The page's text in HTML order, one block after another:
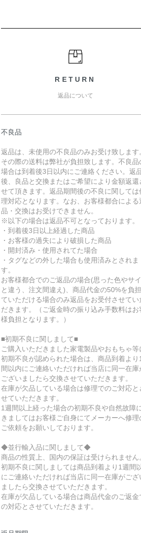
RETURN
返品について
不良品
返品は、未使用の不良品のみお受け致します
その際の送料は弊社が負担致します。不良品
場合は到着後3日以内にご連絡ください。返
後、良品と交換またはご希望により金額返還
せて頂きます。返品期間後の不良に関しては
理対応となります。なお、お客様都合による
品・交換はお受けできません。
※以下の場合は返品不可となっております。
・到着後3日以上経過した商品
・お客様の過失により破損した商品
・開封済み・使用されてた場合
・タグなどの外した場合も使用済みとされま
す。
お客様都合でのご返品の場合(思った色やサ
と違う、注文間違え)、商品代金の50%を負
ていただける場合のみ返品をお受付させてい
だきます。（ご返金時の振り込み手数料はお
様負担となります。）
■初期不良に関しまして■
ご購入いただきました家電製品やおもちゃ等
初期不良が認められた場合は、商品到着より
間以内にご連絡いただければ当店に同一在庫
ございましたら交換させていただきます。
在庫が欠品している場合は修理でのご対応と
せていただきます。
1週間以上経った場合の初期不良や自然故障
きましてはお客様ご自身にてメーカーへ修理
ご依頼をお願いしております。
◆並行輸入品に関しまして◆
商品の性質上、国内の保証は受けられません
初期不良に関しましては商品到着より1週間
にご連絡いただければ当店に同一在庫がござ
ましたら交換させていただきます。
在庫が欠品している場合は商品代金のご返金
の対応とさせていただきます。